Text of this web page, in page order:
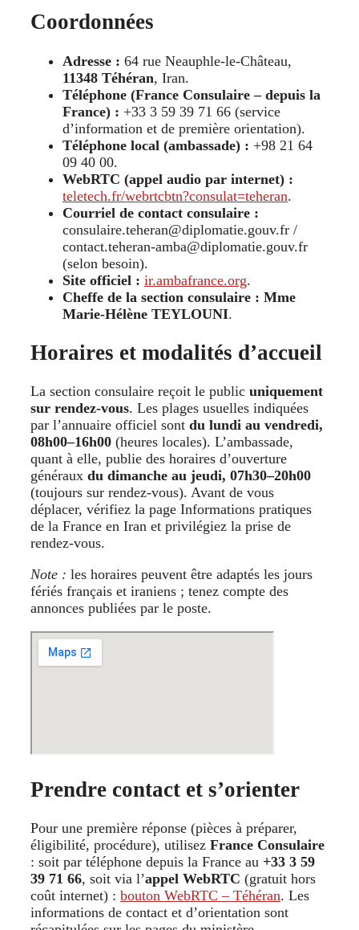
Coordonnées
Adresse : 64 rue Neauphle-le-Château,
11348 Téhéran, Iran.
Téléphone (France Consulaire – depuis la
France) : +33 3 59 39 71 66 (service
d’information et de première orientation).
Téléphone local (ambassade) : +98 21 64
09 40 00.
WebRTC (appel audio par internet) :
teletech.fr/webrtcbtn?consulat=teheran.
Courriel de contact consulaire :
consulaire.teheran@diplomatie.gouv.fr /
contact.teheran-amba@diplomatie.gouv.fr
(selon besoin).
Site officiel : ir.ambafrance.org.
Cheffe de la section consulaire : Mme
Marie-Hélène TEYLOUNI.
Horaires et modalités d’accueil
La section consulaire reçoit le public uniquement
sur rendez-vous. Les plages usuelles indiquées
par l’annuaire officiel sont du lundi au vendredi,
08h00–16h00 (heures locales). L’ambassade,
quant à elle, publie des horaires d’ouverture
généraux du dimanche au jeudi, 07h30–20h00
(toujours sur rendez-vous). Avant de vous
déplacer, vérifiez la page Informations pratiques
de la France en Iran et privilégiez la prise de
rendez-vous.
Note : les horaires peuvent être adaptés les jours
fériés français et iraniens ; tenez compte des
annonces publiées par le poste.
Prendre contact et s’orienter
Pour une première réponse (pièces à préparer,
éligibilité, procédure), utilisez France Consulaire
: soit par téléphone depuis la France au +33 3 59
39 71 66, soit via l’appel WebRTC (gratuit hors
coût internet) : bouton WebRTC – Téhéran. Les
informations de contact et d’orientation sont